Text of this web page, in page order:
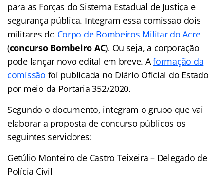
para as Forças do Sistema Estadual de Justiça e
segurança pública. Integram essa comissão dois
militares do Corpo de Bombeiros Militar do Acre
(concurso Bombeiro AC). Ou seja, a corporação
pode lançar novo edital em breve. Aformação da
comissão foi publicada no Diário Oficial do Estado
por meio da Portaria 352/2020.
Segundo o documento, integram o grupo que vai
elaborar a proposta de concurso públicos os
seguintes servidores:
Getúlio Monteiro de Castro Teixeira – Delegado de
Polícia Civil